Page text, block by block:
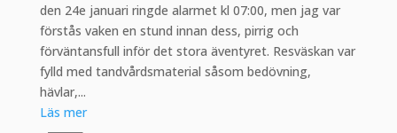
den 24e januari ringde alarmet kl 07:00, men jag var
förstås vaken en stund innan dess, pirrig och
förväntansfull inför det stora äventyret. Resväskan var
fylld med tandvårdsmaterial såsom bedövning,
hävlar,...
Läs mer